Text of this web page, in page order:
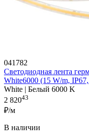
041782
Светодиодная лента
White6000 (15 W/m,
White | Белый 6000 K
2 82043
₽/м
В наличии